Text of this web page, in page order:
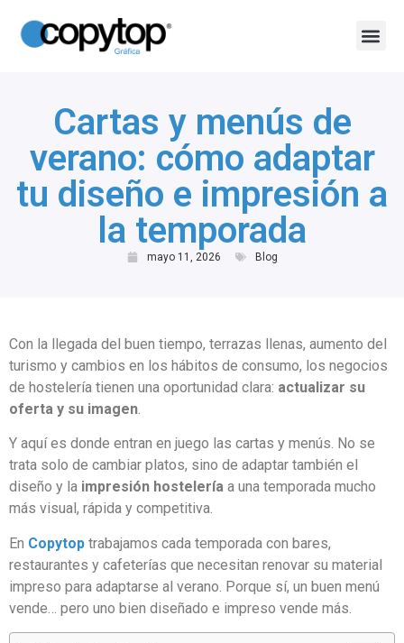
Cartas y menús de
verano: cómo adaptar
tu diseño e impresión a
la temporada
mayo 11, 2026 Blog
Con la llegada del buen tiempo, terrazas llenas, aumento del
turismo y cambios en los hábitos de consumo, los negocios
de hostelería tienen una oportunidad clara: actualizar su
oferta y su imagen.
Y aquí es donde entran en juego las cartas y menús. No se
trata solo de cambiar platos, sino de adaptar también el
diseño y la impresión hostelería a una temporada mucho
más visual, rápida y competitiva.
En Copytop trabajamos cada temporada con bares,
restaurantes y cafeterías que necesitan renovar su material
impreso para adaptarse al verano. Porque sí, un buen menú
vende… pero uno bien diseñado e impreso vende más.